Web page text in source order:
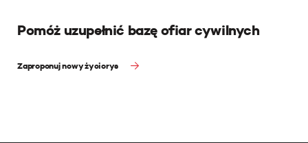
Pomóż uzupełnić bazę ofiar cywilnych
Zaproponuj nowy życiorys